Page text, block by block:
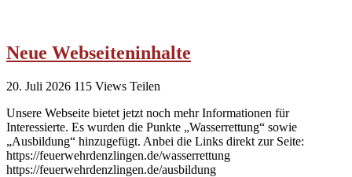
Neue Webseiteninhalte
20. Juli 2026 115 Views Teilen
Unsere Webseite bietet jetzt noch mehr Informationen für
Interessierte. Es wurden die Punkte „Wasserrettung“ sowie
„Ausbildung“ hinzugefügt. Anbei die Links direkt zur Seite:
https://feuerwehrdenzlingen.de/wasserrettung
https://feuerwehrdenzlingen.de/ausbildung